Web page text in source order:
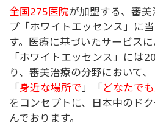
全国275医院が加盟する、審
プ「ホワイトエッセンス」に
す。医療に基づいたサービス
「ホワイトエッセンス」には
り、審美治療の分野において、
「身近な場所で」「どなたで
をコンセプトに、日本中のド
んでおります。